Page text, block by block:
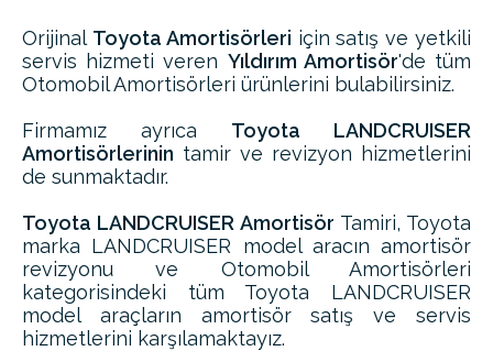
Orijinal Toyota Amortisörleri için satış ve yetkili
servis hizmeti veren Yıldırım Amortisör'de tüm
Otomobil Amortisörleri ürünlerini bulabilirsiniz.
Firmamız ayrıca Toyota LANDCRUISER
Amortisörlerinin tamir ve revizyon hizmetlerini
de sunmaktadır.
Toyota LANDCRUISER Amortisör Tamiri, Toyota
marka LANDCRUISER model aracın amortisör
revizyonu ve Otomobil Amortisörleri
kategorisindeki tüm Toyota LANDCRUISER
model araçların amortisör satış ve servis
hizmetlerini karşılamaktayız.